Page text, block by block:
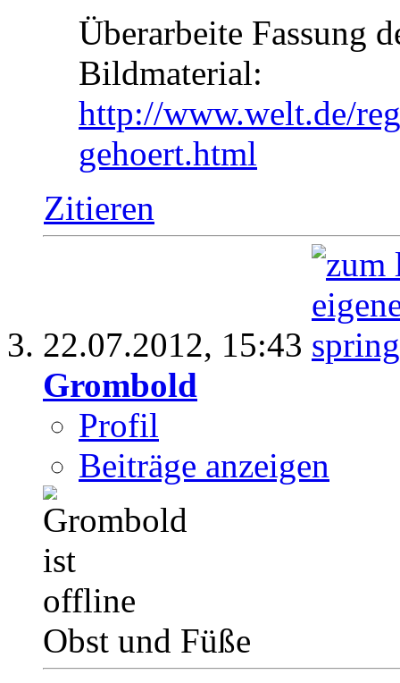
Überarbeite Fassung
Bildmaterial:
http://www.welt.de/
gehoert.html
Zitieren
22.07.2012, 15:43
Grombold
Profil
Beiträge anzeigen
Obst und Füße